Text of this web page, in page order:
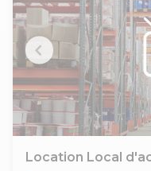
offre de belles
vos besoins de
- Type de bail :
- Durée : 3/6/9 ans
- Préavis : 6 mois
- Fiscalité : TVA
- Indice : ILAT
- Indexation : Annuelle
- Dépôt de garantie : 3
- Loyers et charges :
Location Local